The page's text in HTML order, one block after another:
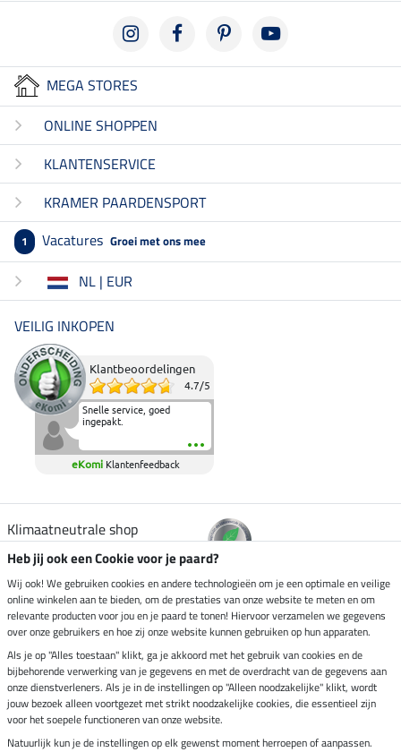
MEGA STORES
ONLINE SHOPPEN
KLANTENSERVICE
KRAMER PAARDENSPORT
1 Vacatures Groei met ons mee
NL | EUR
VEILIG INKOPEN
Klantbeoordelingen
4.7/5
Snelle service, goed
ingepakt.
eKomi Klantenfeedback
Klimaatneutrale shop
Verzending per
Veilig betalen met
Impressum
Heb jij ook een Cookie voor je paard?
Wij ook! We gebruiken cookies en andere technologieën om je een optimale en veilige
online winkelen aan te bieden, om de prestaties van onze website te meten en om
relevante producten voor jou en je paard te tonen! Hiervoor verzamelen we gegevens
over onze gebruikers en hoe zij onze website kunnen gebruiken op hun apparaten.
Als je op "Alles toestaan" klikt, ga je akkoord met het gebruik van cookies en de
bijbehorende verwerking van je gegevens en met de overdracht van de gegevens aan
onze dienstverleners. Als je in de instellingen op "Alleen noodzakelijke" klikt, wordt
jouw bezoek alleen voortgezet met strikt noodzakelijke cookies, die essentieel zijn
voor het soepele functioneren van onze website.
Natuurlijk kun je de instellingen op elk gewenst moment herroepen of aanpassen.